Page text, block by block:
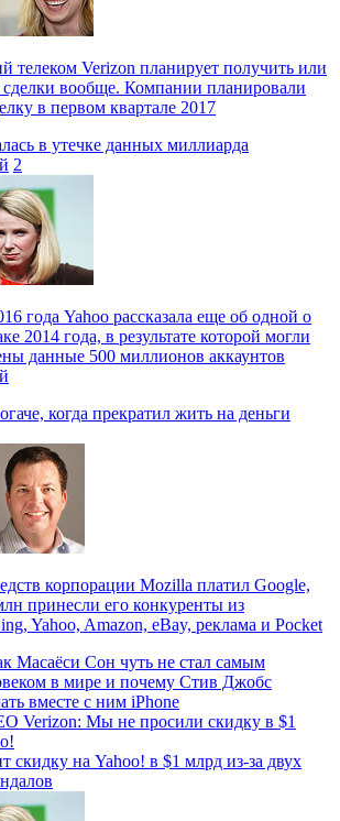
телеком Verizon планирует получить или
сделки вообще. Компании планировали
в первом квартале 2017
в утечке данных миллиарда
2
года Yahoo рассказала еще об одной о
2014 года, в результате которой могли
данные 500 миллионов аккаунтов
когда прекратил жить на деньги
корпорации Mozilla платил Google,
принесли его конкуренты из
Yahoo, Amazon, eBay, реклама и Pocket
Масаёси Сон чуть не стал самым
в мире и почему Стив Джобс
вместе с ним iPhone
Verizon: Мы не просили скидку в $1
скидку на Yahoo! в $1 млрд из-за двух